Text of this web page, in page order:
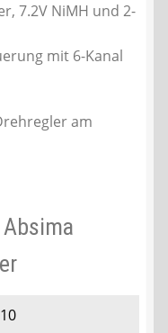
7.2V NiMH und 2-
mit 6-Kanal
am